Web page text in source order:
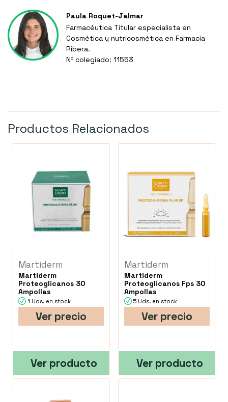
Paula Roquet-Jalmar
Farmacéutica Titular especialista en
Cosmética y nutricosmética en Farmacia
Ribera.
Nº colegiado: 11553
Productos Relacionados
Martiderm
Martiderm
Proteoglicanos 30
Ampollas
1 Uds. en stock
Ver precio
Ver producto
Martiderm
Martiderm
Proteoglicanos Fps 30
Ampollas
5 Uds. en stock
Ver precio
Ver producto